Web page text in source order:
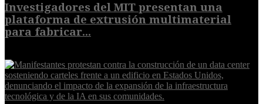
Investigadores del MIT presentan una
plataforma de extrusión multimaterial
para fabricar...